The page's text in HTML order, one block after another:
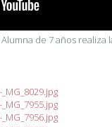
Alumna de 7 años realiza